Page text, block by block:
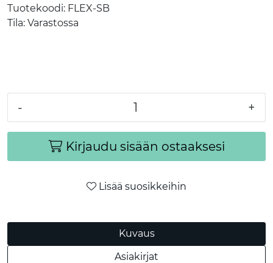
Tuotekoodi: FLEX-SB
Tila: Varastossa
- +
Kirjaudu sisään ostaaksesi
Lisää suosikkeihin
Kuvaus
Asiakirjat